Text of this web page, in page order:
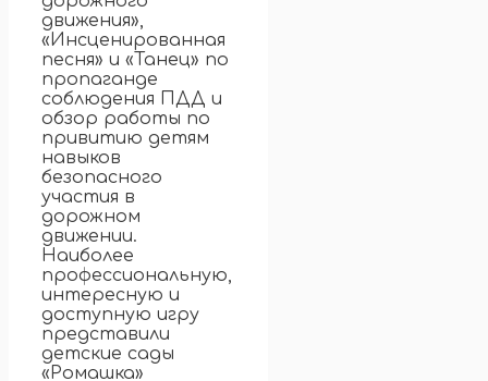
движения»,
«Инсценированная
песня» и «Танец» по
пропаганде
соблюдения ПДД и
обзор работы по
привитию детям
навыков
безопасного
участия в
дорожном
движении.
Наиболее
профессиональную,
интересную и
доступную игру
представили
детские сады
«Ромашка»